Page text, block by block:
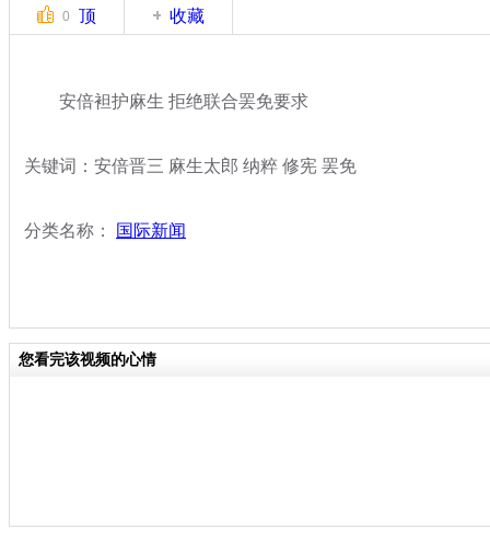
0 顶 收藏
安倍袒护麻生 拒绝联合罢免要求
关键词：安倍晋三 麻生太郎 纳粹 修宪 罢免
分类名称： 国际新闻
您看完该视频的心情